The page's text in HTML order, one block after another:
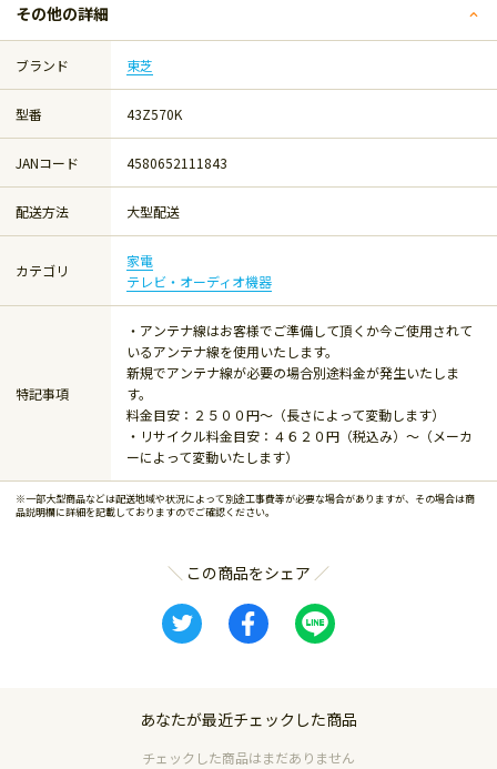
その他の詳細
ブランド 東芝
型番 43Z570K
JANコード 4580652111843
配送方法 大型配送
カテゴリ
家電
テレビ・オーディオ機器
特記事項
・アンテナ線はお客様でご準備して頂くか今ご使用されて
いるアンテナ線を使用いたします。
新規でアンテナ線が必要の場合別途料金が発生いたしま
す。
料金目安：２５００円～（長さによって変動します）
・リサイクル料金目安：４６２０円（税込み）～（メーカ
ーによって変動いたします）
※一部大型商品などは配送地域や状況によって別途工事費等が必要な場合がありますが、その場合は商
品説明欄に詳細を記載しておりますのでご確認ください。
この商品をシェア
あなたが最近チェックした商品
チェックした商品はまだありません